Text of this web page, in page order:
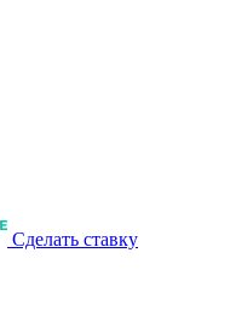
Сделать ставку